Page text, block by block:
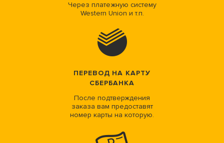
Через платежную систему
Western Union и т.п.
ПЕРЕВОД НА КАРТУ
СБЕРБАНКА
После подтверждения
заказа вам предоставят
номер карты на которую.